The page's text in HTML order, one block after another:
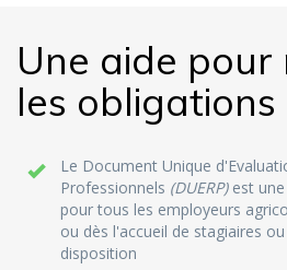
Une aide
les
Le Document Unique
Professionnels (DUERP)est une
pour tous les employeurs
ou dès l'accueil de stagiaires
disposition